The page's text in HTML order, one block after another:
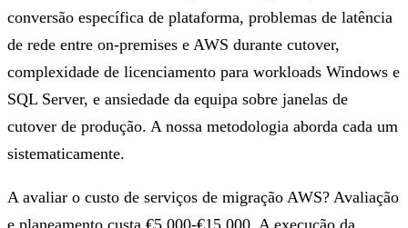
conversão específica de plataforma, problemas de latência
de rede entre on-premises e AWS durante cutover,
complexidade de licenciamento para workloads Windows e
SQL Server, e ansiedade da equipa sobre janelas de
cutover de produção. A nossa metodologia aborda cada um
sistematicamente.
A avaliar o custo de serviços de migração AWS? Avaliação
e planeamento custa €5.000-€15.000. A execução da